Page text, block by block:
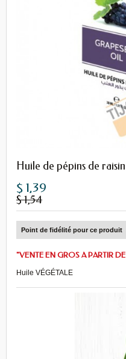
Huile de pépins de
$ 1,39
$ 1,54
Point de fidélité pour ce produit
"VENTE EN GROS A PARTIR
Huile VÉGÉTALE